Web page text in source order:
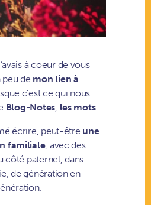
à coeur de vous
de mon lien à
c’est ce qui nous
Blog-Notes, les mots.
écrire, peut-être une
familiale, avec des
côté paternel, dans
de génération en